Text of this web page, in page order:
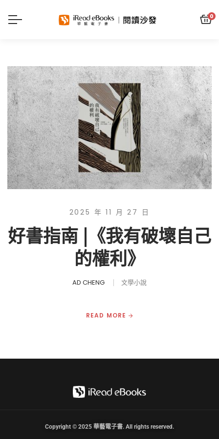
0
2025 年 11 月 27 日
好書指南 |《我有破壞自己
的權利》
AD CHENG 文學小說
READ MORE
Copyright © 2025 華藝電子書. All rights reserved.